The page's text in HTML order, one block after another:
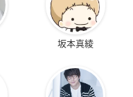
坂本真綾